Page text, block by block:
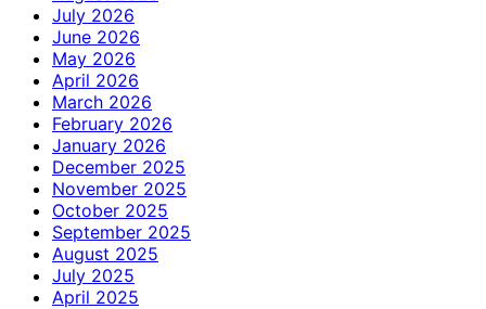
July 2026
June 2026
May 2026
April 2026
March 2026
February 2026
January 2026
December 2025
November 2025
October 2025
September 2025
August 2025
July 2025
April 2025